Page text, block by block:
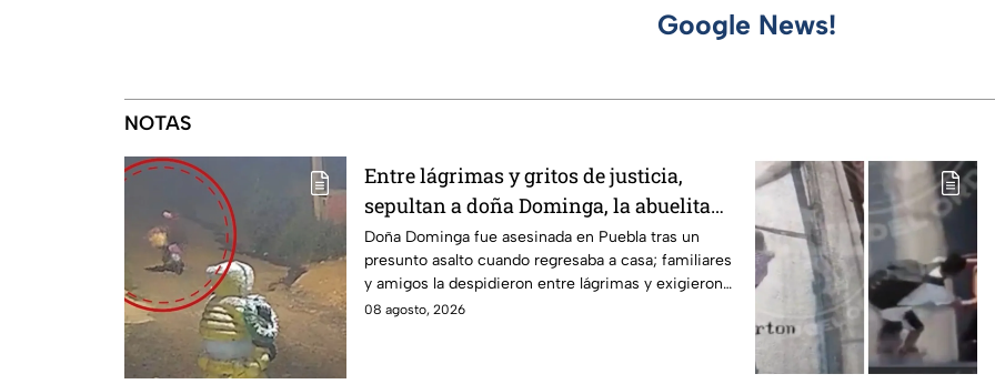
Google News!
NOTAS
Entre lágrimas y gritos de justicia,
sepultan a doña Dominga, la abuelita
asesinada tras asalto en Amozoc,
Puebla
Doña Dominga fue asesinada en Puebla tras un
presunto asalto cuando regresaba a casa; familiares
y amigos la despidieron entre lágrimas y exigieron
justicia.
08 agosto, 2026